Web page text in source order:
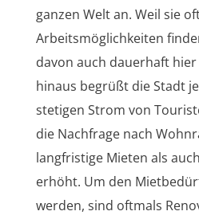
ganzen Welt an. Weil sie
Arbeitsmöglichkeiten
davon auch dauerhaft
hinaus begrüßt die Stadt
stetigen Strom von Touristen.
die Nachfrage nach
langfristige Mieten als
erhöht. Um den
werden, sind oftmals